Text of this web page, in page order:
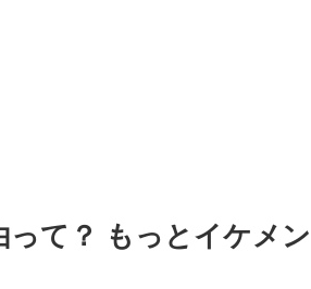
って？ もっとイケメン